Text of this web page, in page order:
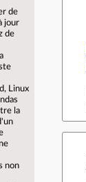
de
jour
de
Linux
la
non